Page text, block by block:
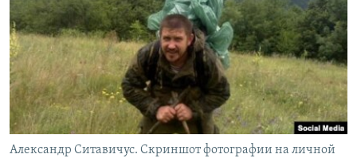
РАСПИСАНИЕ ВЕЩАНИЯ
ПОДПИШИТЕСЬ НА РАССЫЛКУ
СОЦИАЛЬНЫЕ СЕТИ
Александр Ситавичус. Скриншот фотографии на личной